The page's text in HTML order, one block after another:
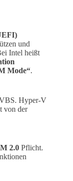
und
Intel heißt
Mode“.
Hyper-V
von der
2.0 Pflicht.